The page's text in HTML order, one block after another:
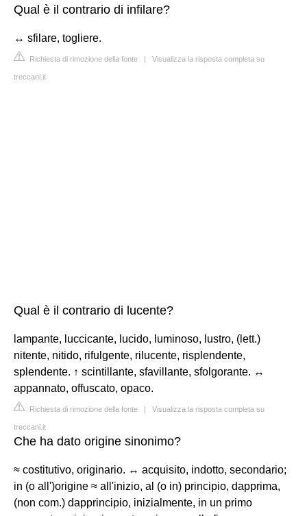
Qual è il contrario di infilare?
↔ sfilare, togliere.
Richiesta di rimozione della fonte | Visualizza la risposta completa su
treccani.it
Qual è il contrario di lucente?
lampante, luccicante, lucido, luminoso, lustro, (lett.)
nitente, nitido, rifulgente, rilucente, risplendente,
splendente. ↑ scintillante, sfavillante, sfolgorante. ↔
appannato, offuscato, opaco.
Richiesta di rimozione della fonte | Visualizza la risposta completa su
treccani.it
Che ha dato origine sinonimo?
≈ costitutivo, originario. ↔ acquisito, indotto, secondario;
in (o all')origine ≈ all'inizio, al (o in) principio, dapprima,
(non com.) dapprincipio, inizialmente, in un primo